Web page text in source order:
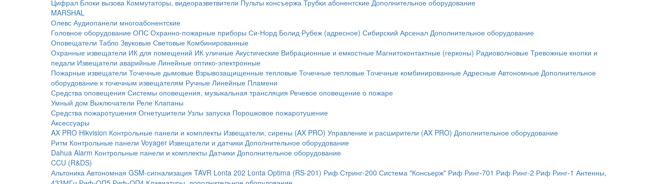
Цифрал Блоки вызова Коммутаторы, видеоразветвители Пульты консъержа Трубки абонентские Дополнительное оборудование
MARSHAL
Олевс Аудиопанели многоабонентские
Головное оборудование ОПС Охранно-пожарные приборы Си-Норд Болид Рубеж (адресное) Сибирский Арсенал Дополнительное оборудование
Оповещатели Табло Звуковые Световые Комбинированные
Охранные извещатели ИК для помещений ИК уличные Акустические Вибрационные и емкостные Магнитоконтактные (герконы) Радиоволновые Тревожные кнопки и
педали Извещатели аварийные Линейные оптико-электронные
Пожарные извещатели Точечные дымовые Взрывозащищенные тепловые Точечные тепловые Точечные комбинированные Адресные Автономные Дополнительное
оборудование к точечным извещателям Ручные Линейные Пламени
Средства оповещения Системы оповещения, музыкальная трансляция Речевое оповещение о пожаре
Умный дом Выключатели Реле Клапаны
Средства пожаротушения Огнетушители Узлы запуска Порошковое пожаротушение
Аксессуары
AX PRO Hikvision Контрольные панели и комплекты Извещатели, сирены (AX PRO) Управление и расширители (AX PRO) Дополнительное оборудование
Ритм Контрольные панели Voyager Извещатели и датчики Дополнительное оборудование
Dahua Alarm Контрольные панели и комплекты Датчики Дополнительное оборудование
CCU (R&DS)
Альтоника Автономная GSM-сигнализация TAVR Lonta 202 Lonta Optima (RS-201) Риф Стринг-200 Система "Консьерж" Риф Ринг-701 Риф Ринг-2 Риф Ринг-1 Антенны,